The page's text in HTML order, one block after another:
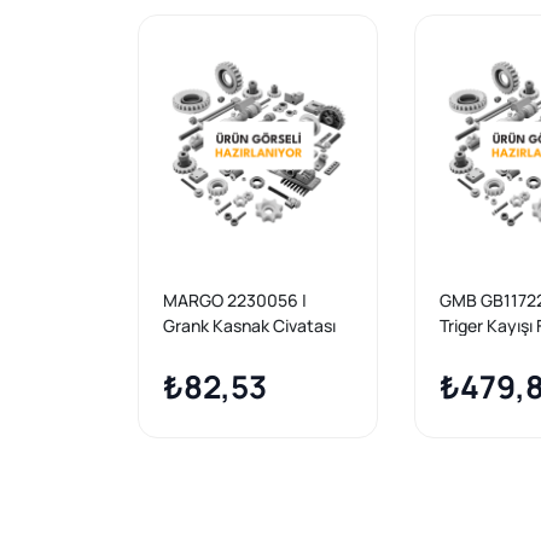
MARGO 2230056 |
Grank Kasnak Civatası
₺82,53
GMB
Triger